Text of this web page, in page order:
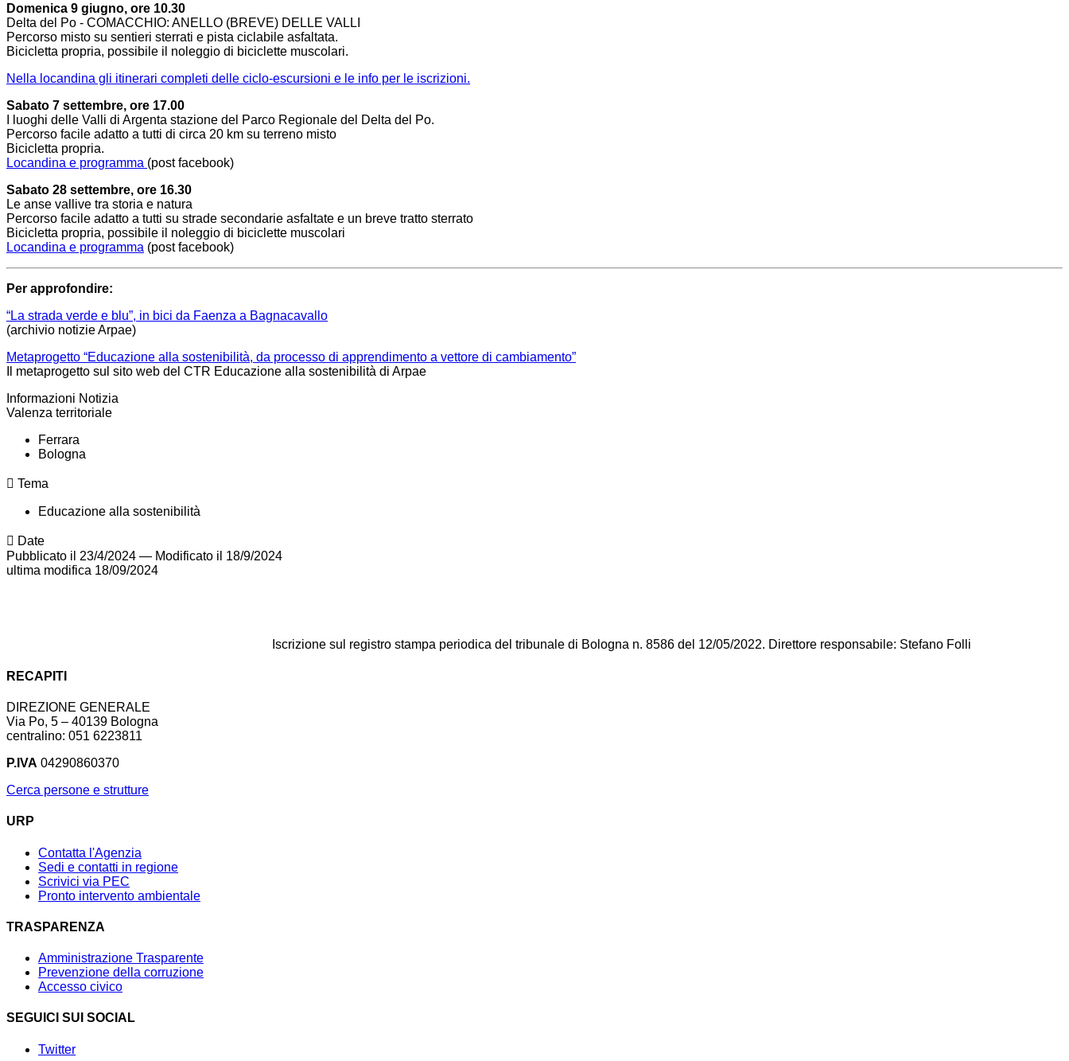
Domenica 9 giugno, ore 10.30
Delta del Po - COMACCHIO: ANELLO (BREVE) DELLE VALLI
Percorso misto su sentieri sterrati e pista ciclabile asfaltata.
Bicicletta propria, possibile il noleggio di biciclette muscolari.
Nella locandina gli itinerari completi delle ciclo-escursioni e le info per le iscrizioni.
Sabato 7 settembre, ore 17.00
I luoghi delle Valli di Argenta stazione del Parco Regionale del Delta del Po.
Percorso facile adatto a tutti di circa 20 km su terreno misto
Bicicletta propria.
Locandina e programma (post facebook)
Sabato 28 settembre, ore 16.30
Le anse vallive tra storia e natura
Percorso facile adatto a tutti su strade secondarie asfaltate e un breve tratto sterrato
Bicicletta propria, possibile il noleggio di biciclette muscolari
Locandina e programma (post facebook)
Per approfondire:
“La strada verde e blu”, in bici da Faenza a Bagnacavallo
(archivio notizie Arpae)
Metaprogetto “Educazione alla sostenibilità, da processo di apprendimento a vettore di cambiamento”
Il metaprogetto sul sito web del CTR Educazione alla sostenibilità di Arpae
Informazioni Notizia
Valenza territoriale
Ferrara
Bologna
Tema
Educazione alla sostenibilità
Date
Pubblicato il 23/4/2024 — Modificato il 18/9/2024
ultima modifica 18/09/2024
Iscrizione sul registro stampa periodica del tribunale di Bologna n. 8586 del 12/05/2022. Direttore responsabile: Stefano Folli
RECAPITI
DIREZIONE GENERALE
Via Po, 5 – 40139 Bologna
centralino: 051 6223811
P.IVA 04290860370
Cerca persone e strutture
URP
Contatta l'Agenzia
Sedi e contatti in regione
Scrivici via PEC
Pronto intervento ambientale
TRASPARENZA
Amministrazione Trasparente
Prevenzione della corruzione
Accesso civico
SEGUICI SUI SOCIAL
Twitter